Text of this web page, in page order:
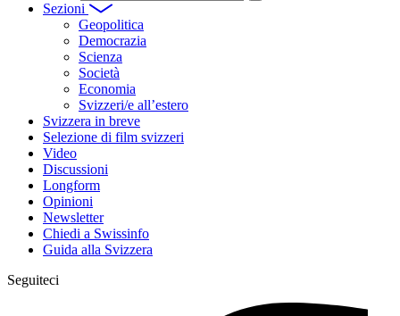
Sezioni
Geopolitica
Democrazia
Scienza
Società
Economia
Svizzeri/e all’estero
Svizzera in breve
Selezione di film svizzeri
Video
Discussioni
Longform
Opinioni
Newsletter
Chiedi a Swissinfo
Guida alla Svizzera
Seguiteci